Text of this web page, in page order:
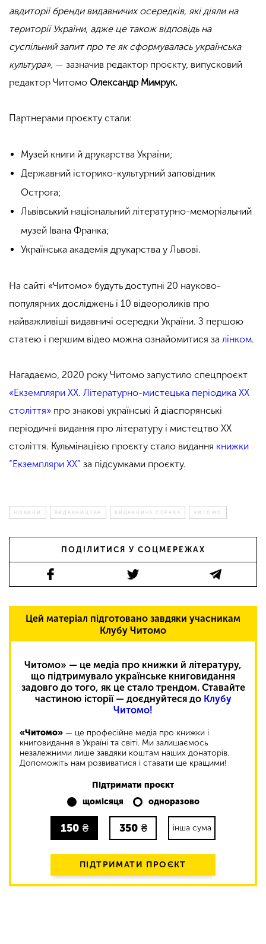
авдиторіїбренди видавничих осередків, які діяли на
території України, адже це також відповідь на
суспільний запит про те як сформувалась українська
культура», — зазначив редактор проєкту, випусковий
редактор Читомо Олександр Мимрук.
Партнерами проєкту стали:
Музей книги й друкарства України;
Державний історико-культурний заповідник
Острога;
Львівський національний літературно-меморіальний
музей Івана Франка;
Українська академія друкарства у Львові.
На сайті «Читомо» будуть доступні 20 науково-
популярних досліджень і 10 відеороликів про
найважливіші видавничі осередки України. З першою
статею і першим відео можна ознайомитися за лінком.
Нагадаємо, 2020 року Читомо запустило спецпроєкт
«Екземпляри ХХ. Літературно-мистецька періодика ХХ
століття» про знакові українські й діаспорянські
періодичні видання про літературу і мистецтво XX
століття. Кульмінацією проєкту стало видання книжки
“Екземпляри XX” за підсумками проєкту.
НОВИНИ ВИДАВНИЦТВА ВИДАВНИЧА СПРАВА ЧИТОМО
ПОДІЛИТИСЯ У СОЦМЕРЕЖАХ
Цей матеріал підготовано завдяки учасникам
Клубу Читомо
Читомо» — це медіа про книжки й літературу,
що підтримувало українське книговидання
задовго до того, як це стало трендом. Ставайте
частиною історії — доєднуйтеся до Клубу
Читомо!
«Читомо» — це професійне медіа про книжки і
книговидання в Україні та світі. Ми залишаємось
незалежними лише завдяки коштам наших донаторів.
Допоможіть нам розвиватися і ставати ще кращими!
Підтримати проєкт
щомісяця
одноразово
150 ₴ 350 ₴ інша сума
ПІДТРИМАТИ ПРОЄКТ